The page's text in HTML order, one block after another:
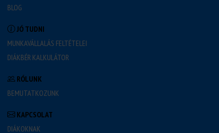
+ műszakpótlékok (+30% 18:00-06:00 között, +100%
BLOG
JÓ TUDNI
MUNKAVÁLLALÁS FELTÉTELEI
DIÁKBÉR KALKULÁTOR
RÓLUNK
BEMUTATKOZUNK
KAPCSOLAT
DIÁKOKNAK